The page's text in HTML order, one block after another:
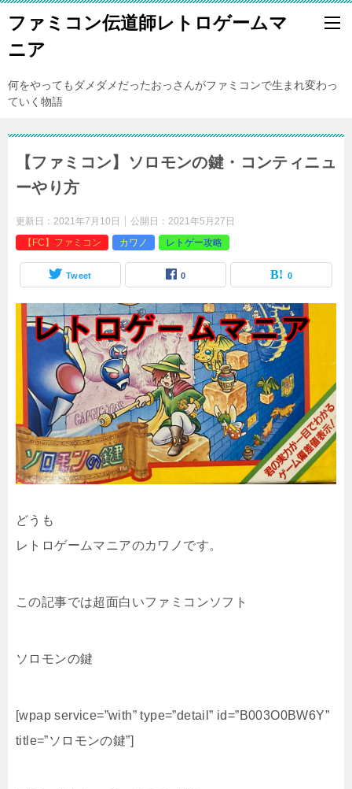
ファミコン伝道師レトロゲームマ
ニア
何をやってもダメダメだったおっさんがファミコンで生まれ変わっ
ていく物語
【ファミコン】ソロモンの鍵・コンティニュ
ーやり方
更新日： 2021年7月10日 公開日： 2021年5月27日
【FC】ファミコン
カワノ レトゲー攻略
Tweet 0 0
どうも
レトロゲームマニアのカワノです。
この記事では超面白いファミコンソフト
ソロモンの鍵
[wpap service=”with” type=”detail” id=”B003O0BW6Y”
title=”ソロモンの鍵”]